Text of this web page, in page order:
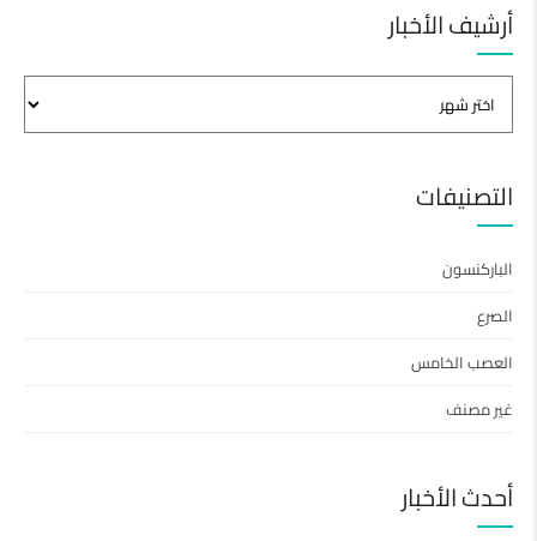
أرشيف الأخبار
التصنيفات
الباركنسون
الصرع
العصب الخامس
غير مصنف
أحدث الأخبار